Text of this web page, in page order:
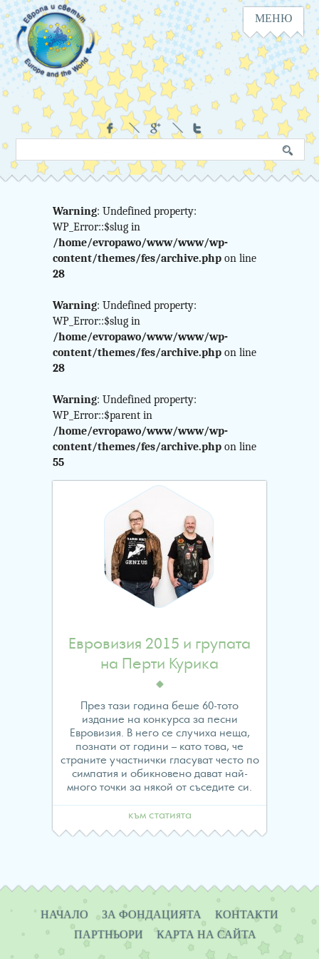
Навигация
МЕНЮ
Социални
в
сайта
дума
Warning:
Undefined
variable
$curr_category
in
/home/evropawo/www/
content/themes/fes/
on
line
Warning:
to
property
"name"
on
null
in
content/themes/fes/
on
Warning: Undefined property:
WP_Error::$slug in
/home/evropawo/www/www/wp-
content/themes/fes/archive.php on line
28
Warning: Undefined property:
WP_Error::$slug in
/home/evropawo/www/www/wp-
content/themes/fes/archive.php on line
28
Warning: Undefined property:
WP_Error::$parent in
/home/evropawo/www/www/wp-
content/themes/fes/archive.php on line
55
Евровизия 2015 и групата
на Перти Курика
През тази година беше 60-тото
издание на конкурса за песни
Евровизия. В него се случиха неща,
познати от години – като това, че
страните участнички гласуват често по
симпатия и обикновено дават най-
много точки за някой от съседите си.
към статията
Навигация
НАЧАЛО ЗА ФОНДАЦИЯТА
КОНТАКТИ
ПАРТНЬОРИ
КАРТА НА САЙТА